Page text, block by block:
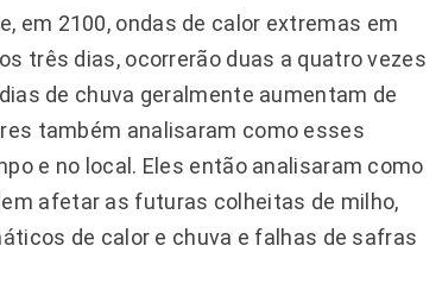
em 2100, ondas de calor extremas em
três dias, ocorrerão duas a quatro vezes
de chuva geralmente aumentam de
também analisaram como esses
e no local. Eles então analisaram como
afetar as futuras colheitas de milho,
de calor e chuva e falhas de safras